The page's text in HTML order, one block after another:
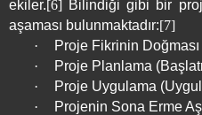
ekiler.[6] Bilindiği gibi bir
aşaması bulunmaktadır:[7]
·
Proje Fikrinin
·
Proje Planlama
·
Proje Uygulama
·
Projenin Sona Erme